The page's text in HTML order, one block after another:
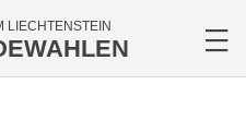
LIECHTENSTEIN